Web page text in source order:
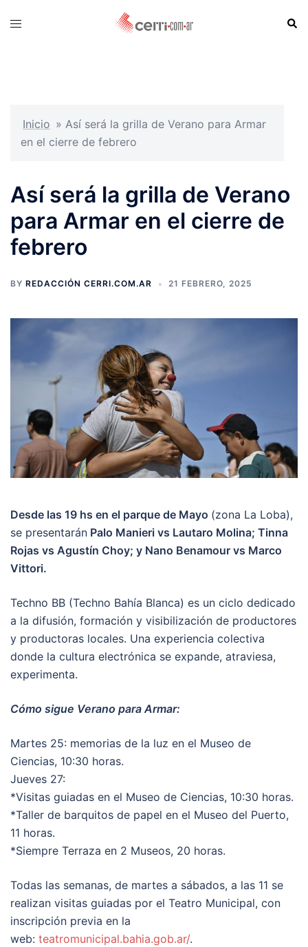
Toggle
Inicio » Así será la grilla de Verano para Armar
en el cierre de febrero
Así será la grilla de Verano
para Armar en el cierre de
febrero
BY REDACCIÓN CERRI.COM.AR 21 FEBRERO, 2025
Desde las 19 hs en el parque de Mayo (zona La Loba),
se presentarán Palo Manieri vs Lautaro Molina; Tinna
Rojas vs Agustín Choy; y Nano Benamour vs Marco
Vittori.
Techno BB (Techno Bahía Blanca) es un ciclo dedicado
a la difusión, formación y visibilización de productores
y productoras locales. Una experiencia colectiva
donde la cultura electrónica se expande, atraviesa,
experimenta.
Cómo sigue Verano para Armar:
Martes 25: memorias de la luz en el Museo de
Ciencias, 10:30 horas.
Jueves 27:
*Visitas guiadas en el Museo de Ciencias, 10:30 horas.
*Taller de barquitos de papel en el Museo del Puerto,
11 horas.
*Siempre Terraza en 2 Museos, 20 horas.
Todas las semanas, de martes a sábados, a las 11 se
realizan visitas guiadas por el Teatro Municipal, con
inscripción previa en la
web: teatromunicipal.bahia.gob.ar/.